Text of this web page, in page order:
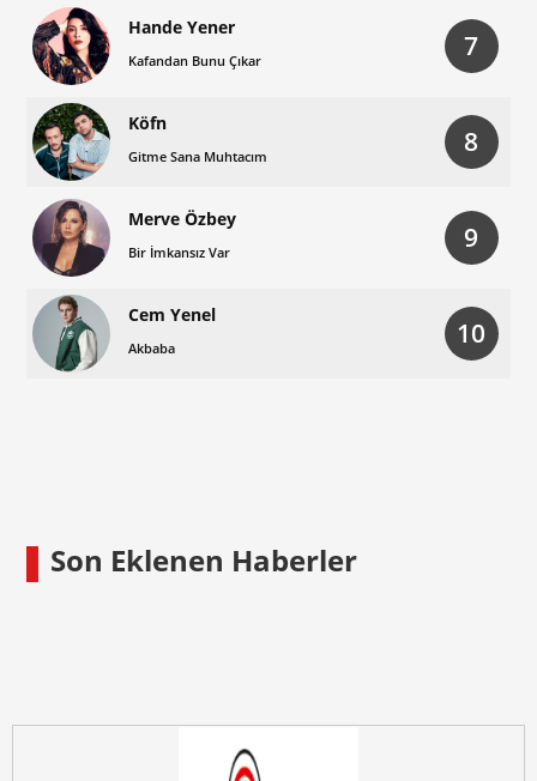
7
Hande Yener
Kafandan Bunu Çıkar
8
Köfn
Gitme Sana Muhtacım
9
Merve Özbey
Bir İmkansız Var
10
Cem Yenel
Akbaba
Son Eklenen Haberler